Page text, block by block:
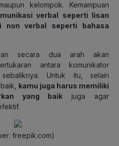
kelompok. Kemampuan
verbal seperti lisan
non verbal seperti bahasa
secara dua arah akan
antara komunikator
Untuk itu, selain
kamu juga harus memiliki
yang baik juga agar
freepik.com)